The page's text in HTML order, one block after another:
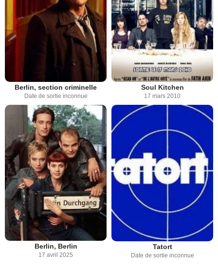
Berlin, section criminelle
Date de sortie inconnue
Soul Kitchen
17 mars 2010
Berlin, Berlin
17 avril 2025
Tatort
Date de sortie inconnue